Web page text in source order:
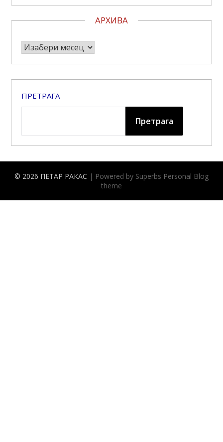
АРХИВА
Архива
ПРЕТРАГА
Претрага
© 2026 ПЕТАР РАКАС | Powered by Superbs Personal Blog
theme